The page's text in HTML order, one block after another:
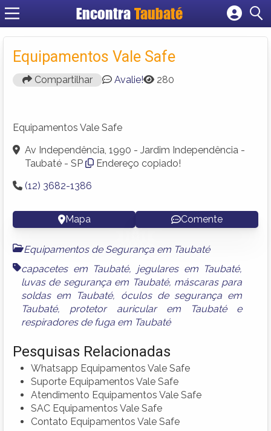
EncontraTaubaté
Cadastrar empresa
Fazer login
Criar conta
Equipamentos Vale Safe
Compartilhar Avalie! 280
Equipamentos Vale Safe
Av Independência, 1990 - Jardim Independência -
Taubaté - SP
Endereço copiado!
(12) 3682-1386
Mapa Comente
Equipamentos de Segurança em Taubaté
capacetes em Taubaté, jegulares em Taubaté,
luvas de segurança em Taubaté, máscaras para
soldas em Taubaté, óculos de segurança em
Taubaté, protetor auricular em Taubatée
respiradores de fuga em Taubaté
Pesquisas Relacionadas
Whatsapp Equipamentos Vale Safe
Suporte Equipamentos Vale Safe
Atendimento Equipamentos Vale Safe
SAC Equipamentos Vale Safe
Contato Equipamentos Vale Safe